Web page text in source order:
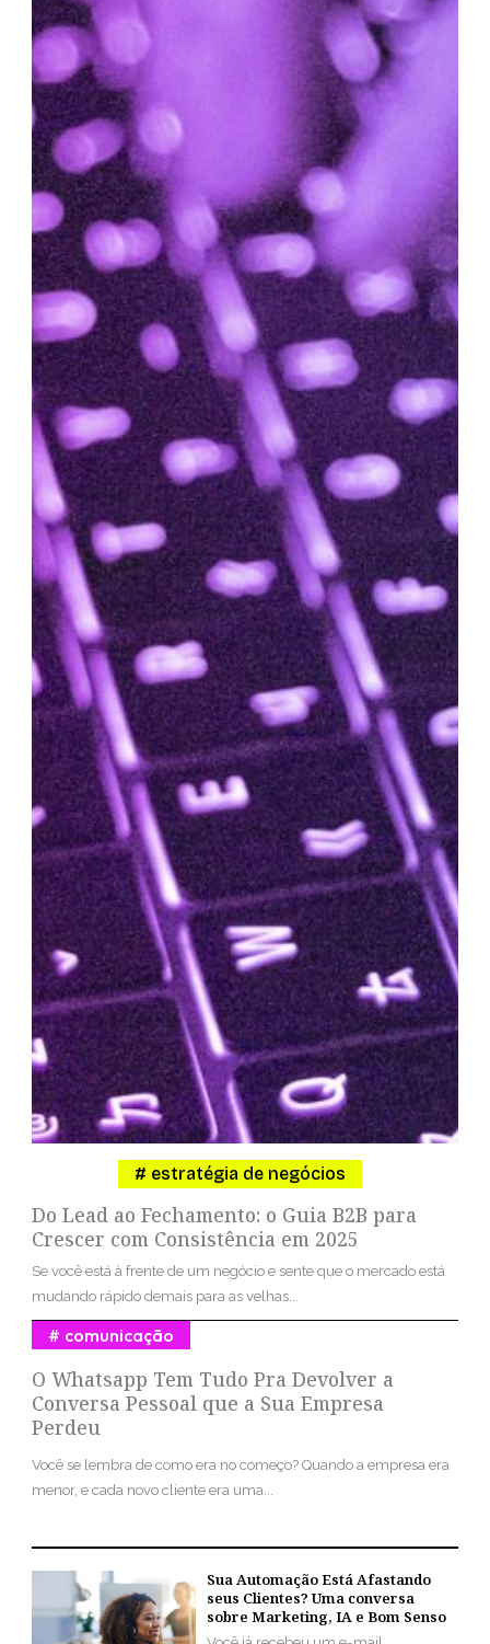
Do Lead ao Fechamento: o Guia B2B para
Crescer com Consistência em 2025
estratégia de negócios
Se você está à frente de um negócio e sente que o mercado está
mudando rápido demais para as velhas...
O Whatsapp Tem Tudo Pra Devolver a
Conversa Pessoal que a Sua Empresa
Perdeu
comunicação
Você se lembra de como era no começo? Quando a empresa era
menor, e cada novo cliente era uma...
Sua Automação Está Afastando
seus Clientes? Uma conversa
sobre Marketing, IA e Bom Senso